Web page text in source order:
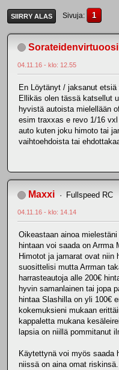
SIIRRY ALAS Sivuja 1
Sorateidenvirtuoosi
04.11.16 - klo: 12.55
En Löytänyt / jaksanut etsiä
Ellikäs olen tässä katsellut
hyvistä autoista mielellään
esim traxxas e revo 1/16
auto kuten joku himoto tai
vaihtoehdoista tai
Maxxi Fullspeed RC
04.11.16 - klo: 14.14
Oikeastaan ainoa
hintaan voi saada on Arrma
Himotot ja jamarat ovat niin
suosittelisi mutta Arrman
harrasteautoja alle 200€
hyvin samanlainen tai jopa
hintaa Slashilla on yli 100€
kokemuksieni mukaan
kappaletta mukana
lapsia on niillä pommitanut
Käytettynä voi myös saada
niissä on aina omat riskinsä.